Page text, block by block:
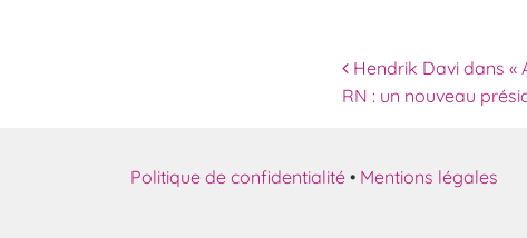
Navigation
Hendrik Davi dans «
RN : un nouveau
Politique de confidentialité • Mentions légales